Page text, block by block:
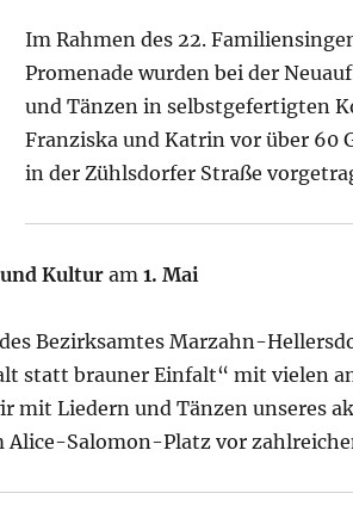
Im Rahmen des 22.
Promenade wurden bei der
und Tänzen in selbstgefertigten
Franziska und Katrin vor über 60
in der Zühlsdorfer Straße
und Kulturam 1. Mai
Bezirksamtes Marzahn-
statt brauner Einfalt“ mit vielen
mit Liedern und Tänzen unseres
Alice-Salomon-Platz vor